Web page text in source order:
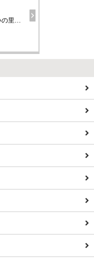
北海道札幌市北区あいの里四条4丁目